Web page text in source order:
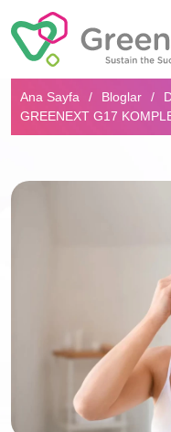
Arama...
Ana Sayfa Bloglar
GREENEXT G17